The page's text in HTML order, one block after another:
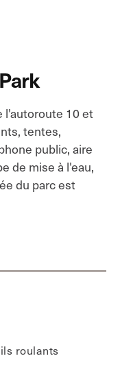
l'autoroute 10 et
tentes,
public, aire
de mise à l'eau,
du parc est
roulants